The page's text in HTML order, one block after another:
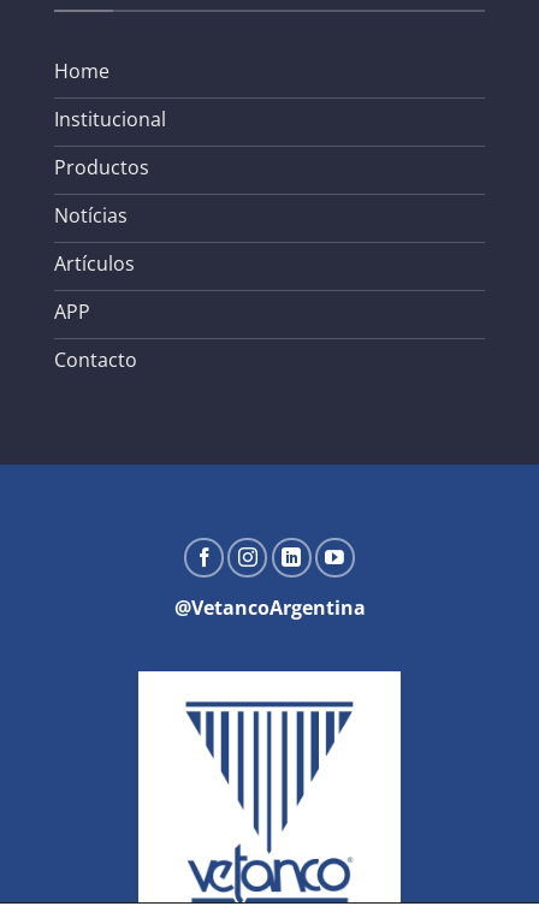
Home
Institucional
Productos
Notícias
Artículos
APP
Contacto
@VetancoArgentina